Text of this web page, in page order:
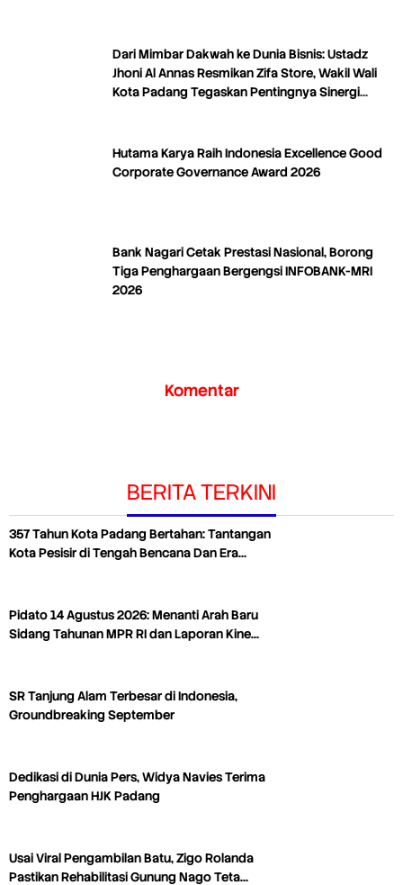
Dari Mimbar Dakwah ke Dunia Bisnis: Ustadz
Jhoni Al Annas Resmikan Zifa Store, Wakil Wali
Kota Padang Tegaskan Pentingnya Sinergi
Hutama Karya Raih Indonesia Excellence Good
Corporate Governance Award 2026
Bank Nagari Cetak Prestasi Nasional, Borong
Tiga Penghargaan Bergengsi INFOBANK-MRI
2026
Komentar
BERITA TERKINI
357 Tahun Kota Padang Bertahan: Tantangan
Kota Pesisir di Tengah Bencana Dan Era…
Pidato 14 Agustus 2026: Menanti Arah Baru
Sidang Tahunan MPR RI dan Laporan Kine…
SR Tanjung Alam Terbesar di Indonesia,
Groundbreaking September
Dedikasi di Dunia Pers, Widya Navies Terima
Penghargaan HJK Padang
Usai Viral Pengambilan Batu, Zigo Rolanda
Pastikan Rehabilitasi Gunung Nago Teta…